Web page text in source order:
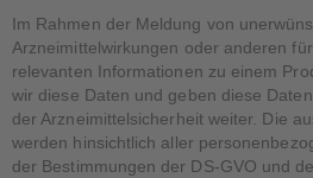
Im Rahmen der Meldung von
Arzneimittelwirkungen oder anderen
relevanten Informationen zu einem
wir diese Daten und geben diese
der Arzneimittelsicherheit weiter. Die
werden hinsichtlich aller
der Bestimmungen der DS-GVO und